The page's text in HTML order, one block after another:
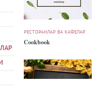
РЕСТОРАНЛАР ВА КАФЕЛАР
Cookbook